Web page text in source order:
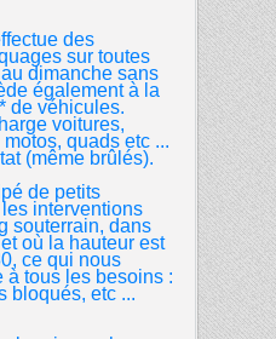
des
sur toutes
dimanche sans
également à la
de véhicules.
voitures,
quads etc ...
(même brûlés).
de petits
interventions
souterrain, dans
où la hauteur est
ce qui nous
à tous les besoins :
bloqués, etc ...